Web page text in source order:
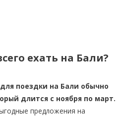
ехать на Бали?
поездки на Бали обычно
длится с ноября по март.
предложения на